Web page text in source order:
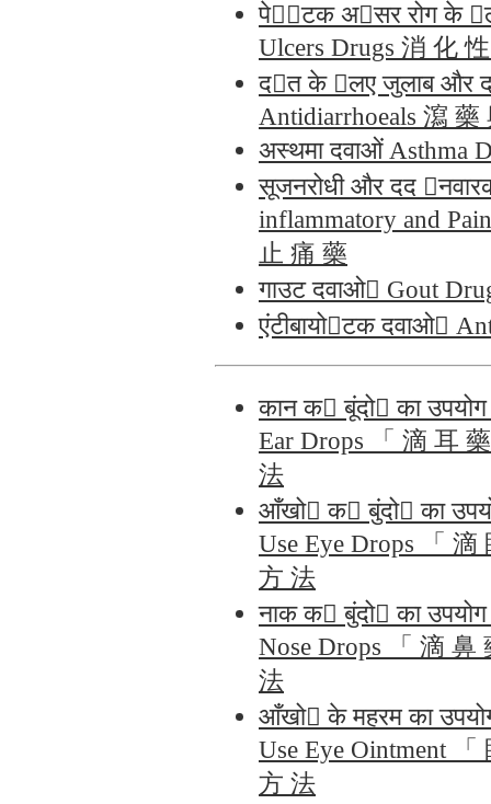
पे󰇒󰇺टक अ󰈂सर रोग के
Ulcers Drugs 消 化
द󰈈त के 󰇒लए जुलाब और
Antidiarrhoeals 瀉
अस्थमा दवाओं Asthma
सूजनरोधी और दद
inflammatory and
止 痛 藥
गाउट दवाओ󰇝 Gout
एंटीबायो󰇎टक दवाओ󰇝
कान क󰇛 बूंदो󰇝 का
Ear Drops 「 滴 耳
法
आँखो󰇝 क󰇛 बुंदो󰇝 का
Use Eye Drops 「
方 法
नाक क󰇛 बुंदो󰇝 का
Nose Drops 「 滴
法
आँखो󰇝 के महरम का
Use Eye Ointment
方 法